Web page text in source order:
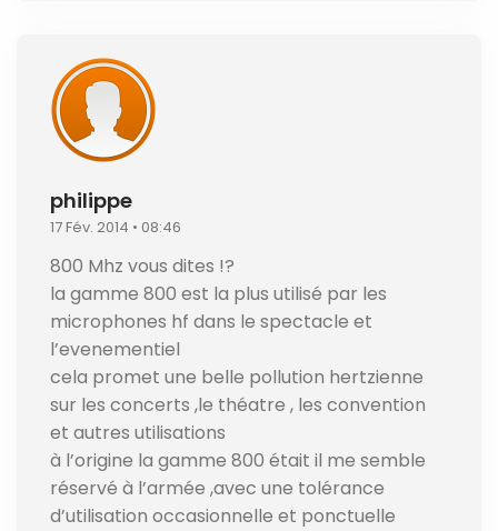
philippe
17 Fév. 2014 • 08:46
800 Mhz vous dites !?
la gamme 800 est la plus utilisé par les
microphones hf dans le spectacle et
l’evenementiel
cela promet une belle pollution hertzienne
sur les concerts ,le théatre , les convention
et autres utilisations
à l’origine la gamme 800 était il me semble
réservé à l’armée ,avec une tolérance
d’utilisation occasionnelle et ponctuelle